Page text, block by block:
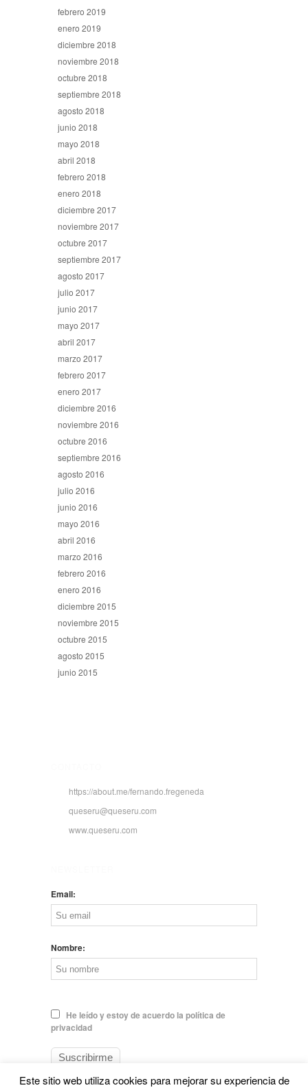
febrero 2019
enero 2019
diciembre 2018
noviembre 2018
octubre 2018
septiembre 2018
agosto 2018
junio 2018
mayo 2018
abril 2018
febrero 2018
enero 2018
diciembre 2017
noviembre 2017
octubre 2017
septiembre 2017
agosto 2017
julio 2017
junio 2017
mayo 2017
abril 2017
marzo 2017
febrero 2017
enero 2017
diciembre 2016
noviembre 2016
octubre 2016
septiembre 2016
agosto 2016
julio 2016
junio 2016
mayo 2016
abril 2016
marzo 2016
febrero 2016
enero 2016
diciembre 2015
noviembre 2015
octubre 2015
agosto 2015
junio 2015
https://about.me/fernando.fregeneda
queseru@queseru.com
www.queseru.com
Email:
Nombre:
He leído y estoy de acuerdo la política de
privacidad
Este sitio web utiliza cookies para mejorar su experiencia de